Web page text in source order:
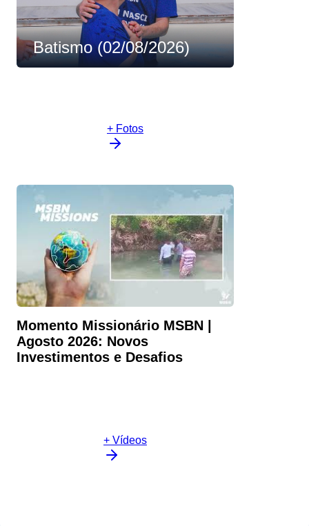
Batismo (02/08/2026)
+ Fotos
Momento Missionário MSBN |
Agosto 2026: Novos
Investimentos e Desafios
+ Vídeos